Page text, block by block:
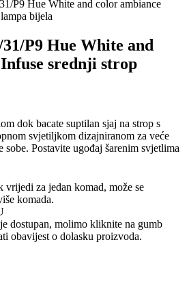
P9 Hue White and
srednji strop
dok bacate suptilan sjaj na strop s
svjetiljkom dizajniranom za veće
sobe. Postavite ugođaj šarenim svjetlima
vrijedi za jedan komad, može se
komada.
dostupan, molimo kliknite na gumb
obavijest o dolasku proizvoda.